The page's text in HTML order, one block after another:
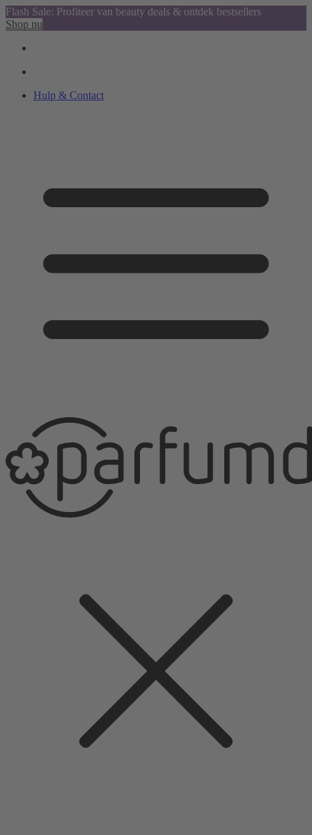
Flash Sale: Profiteer van beauty deals & ontdek bestsellers
Shop nu
Hulp & Contact